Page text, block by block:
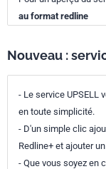
au format redline
Nouveau :
- Le service UPSELL
en toute simplicité.
- D'un simple clic
Redline+ et ajouter
- Que vous soyez en